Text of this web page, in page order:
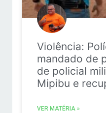
Violência:
mandado de
de policial
Mipibu e
VER MATÉRIA »